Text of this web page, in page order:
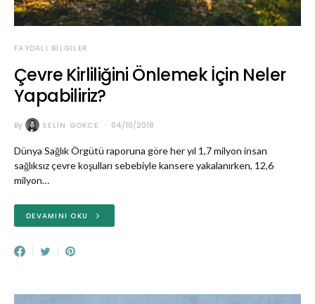
FAYDALI BILGILER
Çevre Kirliliğini Önlemek İçin Neler
Yapabiliriz?
By SELIN GOKCE 04/10/2018
Dünya Sağlık Örgütü raporuna göre her yıl 1,7 milyon insan
sağlıksız çevre koşulları sebebiyle kansere yakalanırken, 12,6
milyon…
DEVAMINI OKU